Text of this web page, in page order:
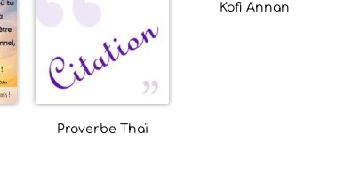
Proverbe Thaï
Kofi Annan